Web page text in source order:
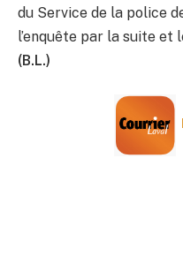
du Service de la police
l’enquête par la suite et
(B.L.)